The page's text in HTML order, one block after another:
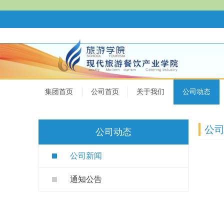
集团首页 公司首页 关于我们 公司动态
公司动态
公司新闻
通知公告
公